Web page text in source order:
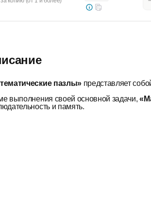
пазлы»представляет
выполнения своей основной задачи,
и память.